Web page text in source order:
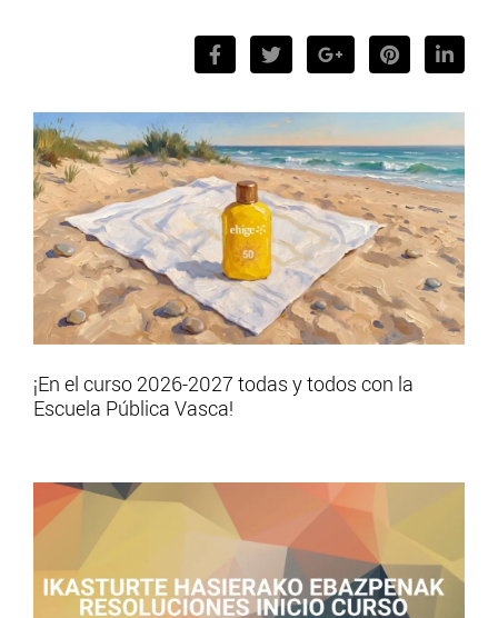
¡En el curso 2026-2027 todas y todos con la
Escuela Pública Vasca!